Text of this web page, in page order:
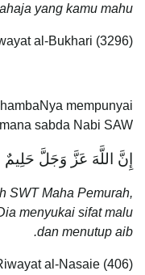
yang kamu mahu.
al-Bukhari (3296)
mempunyai
sabda Nabi SAW:
إِنَّ اللَّهَ عَزَّ وَجَلَّ
SWT Maha Pemurah,
menyukai sifat malu
dan menutup aib.
al-Nasaie (406)